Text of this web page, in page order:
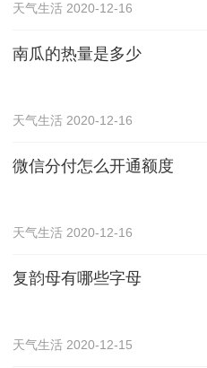
天气生活 2020-12-16
南瓜的热量是多少
天气生活 2020-12-16
微信分付怎么开通额度
天气生活 2020-12-16
复韵母有哪些字母
天气生活 2020-12-15